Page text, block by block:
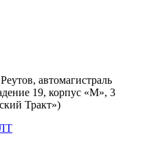
автомагистраль
19, корпус «М», 3
Тракт»)